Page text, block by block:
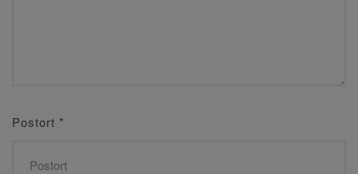
Postort *